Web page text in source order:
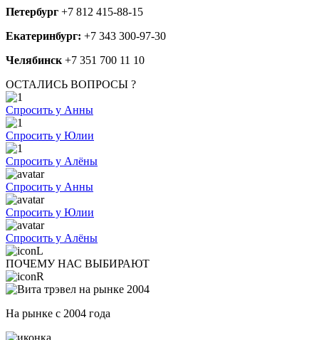
Петербург +7 812 415-88-15
Екатеринбург: +7 343 300-97-30
Челябинск +7 351 700 11 10
ОСТАЛИСЬ ВОПРОСЫ ?
Спросить у Анны
Спросить у Юлии
Спросить у Алёны
Спросить у Анны
Спросить у Юлии
Спросить у Алёны
ПОЧЕМУ НАС ВЫБИРАЮТ
На рынке с 2004 года